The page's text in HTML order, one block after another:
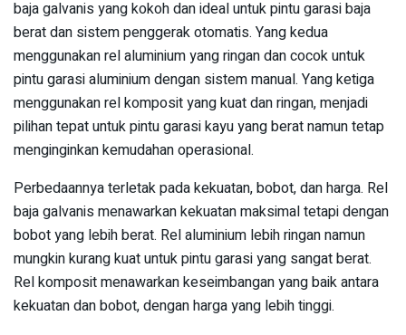
baja galvanis yang kokoh dan ideal untuk pintu garasi baja
berat dan sistem penggerak otomatis. Yang kedua
menggunakan rel aluminium yang ringan dan cocok untuk
pintu garasi aluminium dengan sistem manual. Yang ketiga
menggunakan rel komposit yang kuat dan ringan, menjadi
pilihan tepat untuk pintu garasi kayu yang berat namun tetap
menginginkan kemudahan operasional.
Perbedaannya terletak pada kekuatan, bobot, dan harga. Rel
baja galvanis menawarkan kekuatan maksimal tetapi dengan
bobot yang lebih berat. Rel aluminium lebih ringan namun
mungkin kurang kuat untuk pintu garasi yang sangat berat.
Rel komposit menawarkan keseimbangan yang baik antara
kekuatan dan bobot, dengan harga yang lebih tinggi.